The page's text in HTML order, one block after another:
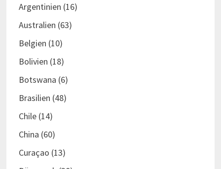
Argentinien (16)
Australien (63)
Belgien (10)
Bolivien (18)
Botswana (6)
Brasilien (48)
Chile(14)
China (60)
Curaçao (13)